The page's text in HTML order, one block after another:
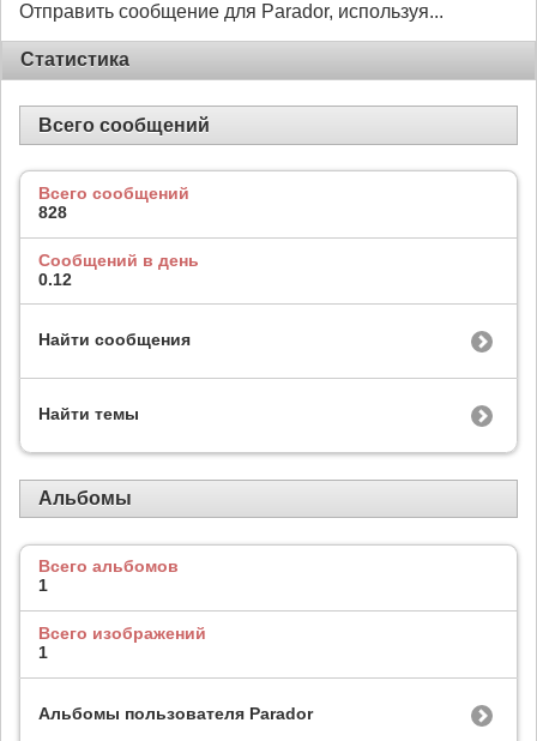
Отправить сообщение для Parador, используя...
Статистика
Всего сообщений
Всего сообщений
828
Сообщений в день
0.12
Найти сообщения
Найти темы
Альбомы
Всего альбомов
1
Всего изображений
1
Альбомы пользователя Parador